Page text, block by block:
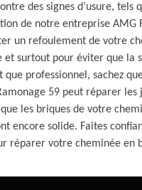
des signes d’usure, tels
de notre entreprise AMG
un refoulement de votre
et surtout pour éviter que la
que professionnel, sachez
59 peut réparer les
les briques de votre
encore solide. Faites
réparer votre cheminée en